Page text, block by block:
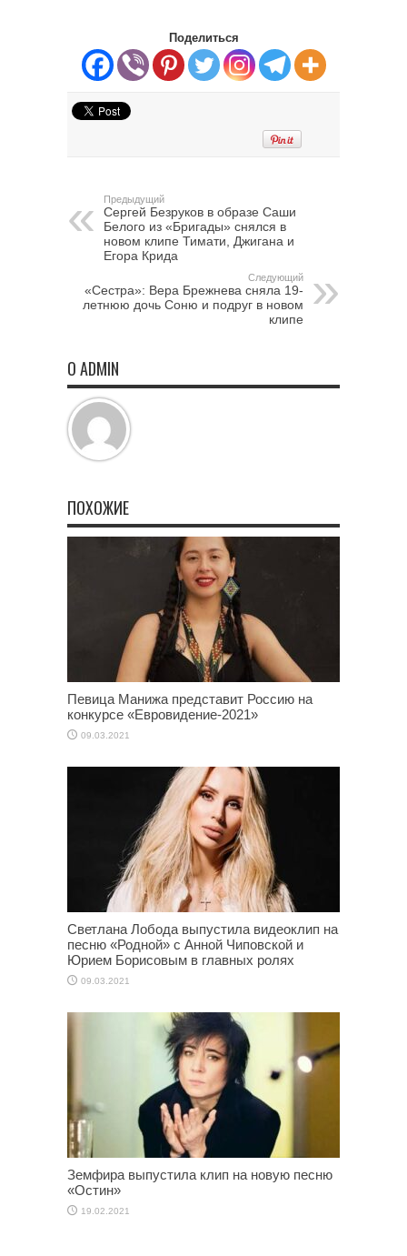
Поделиться
Предыдущий
Сергей Безруков в образе Саши
Белого из «Бригады» снялся в
новом клипе Тимати, Джигана и
Егора Крида
Следующий
«Сестра»: Вера Брежнева сняла 19-
летнюю дочь Соню и подруг в новом
клипе
О ADMIN
ПОХОЖИЕ
Певица Манижа представит Россию на
конкурсе «Евровидение-2021»
09.03.2021
Светлана Лобода выпустила видеоклип на
песню «Родной» с Анной Чиповской и
Юрием Борисовым в главных ролях
09.03.2021
Земфира выпустила клип на новую песню
«Остин»
19.02.2021